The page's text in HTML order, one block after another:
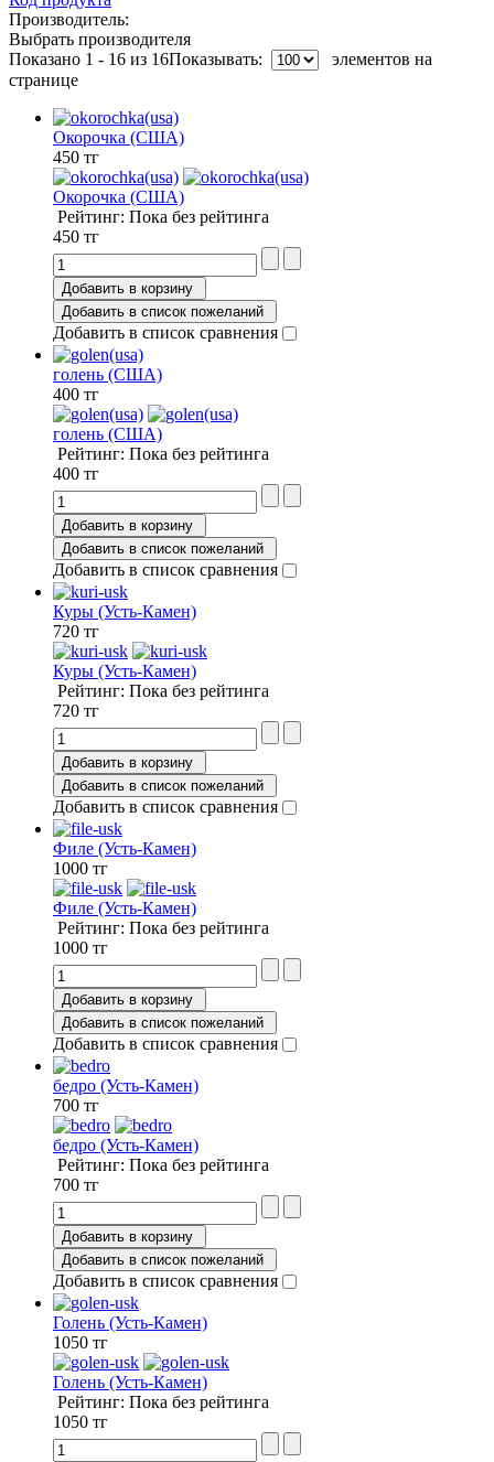
Производитель:
Выбрать производителя
Показано 1 - 16 из 16Показывать:
элементов на
странице
Окорочка (США)
450 тг
Окорочка (США)
Рейтинг: Пока без рейтинга
450 тг
Добавить в корзину
Добавить в список пожеланий
Добавить в список сравнения
голень (США)
400 тг
голень (США)
Рейтинг: Пока без рейтинга
400 тг
Добавить в корзину
Добавить в список пожеланий
Добавить в список сравнения
Куры (Усть-Камен)
720 тг
Куры (Усть-Камен)
Рейтинг: Пока без рейтинга
720 тг
Добавить в корзину
Добавить в список пожеланий
Добавить в список сравнения
Филе (Усть-Камен)
1000 тг
Филе (Усть-Камен)
Рейтинг: Пока без рейтинга
1000 тг
Добавить в корзину
Добавить в список пожеланий
Добавить в список сравнения
бедро (Усть-Камен)
700 тг
бедро (Усть-Камен)
Рейтинг: Пока без рейтинга
700 тг
Добавить в корзину
Добавить в список пожеланий
Добавить в список сравнения
Голень (Усть-Камен)
1050 тг
Голень (Усть-Камен)
Рейтинг: Пока без рейтинга
1050 тг